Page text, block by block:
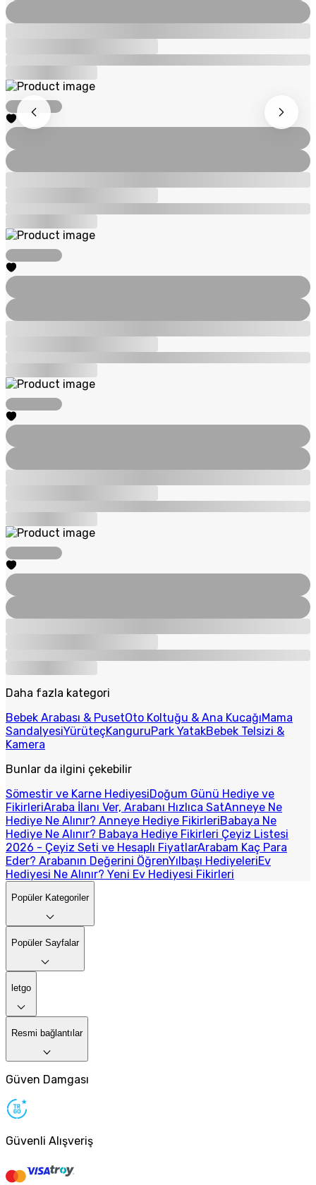
Daha fazla kategori
Bebek Arabası & PusetOto Koltuğu & Ana KucağıMama
SandalyesiYürüteçKanguruPark YatakBebek Telsizi &
Kamera
Bunlar da ilgini çekebilir
Sömestir ve Karne HediyesiDoğum Günü Hediye ve
FikirleriAraba İlanı Ver, Arabanı Hızlıca SatAnneye Ne
Hediye Ne Alınır? Anneye Hediye FikirleriBabaya Ne
Hediye Ne Alınır? Babaya Hediye Fikirleri Çeyiz Listesi
2026 - Çeyiz Seti ve Hesaplı FiyatlarArabam Kaç Para
Eder? Arabanın Değerini ÖğrenYılbaşı HediyeleriEv
Hediyesi Ne Alınır? Yeni Ev Hediyesi Fikirleri
Popüler Kategoriler
Popüler Sayfalar
letgo
Resmi bağlantılar
Güven Damgası
Güvenli Alışveriş